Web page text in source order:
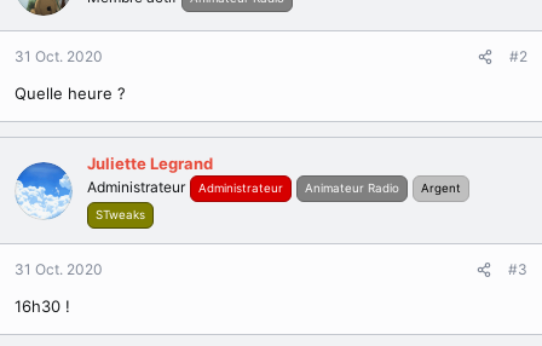
i
o
n
:
31 Oct. 2020 #2
Quelle heure ?
Juliette Legrand
Administrateur Administrateur Animateur Radio
Argent
STweaks
31 Oct. 2020 #3
16h30 !